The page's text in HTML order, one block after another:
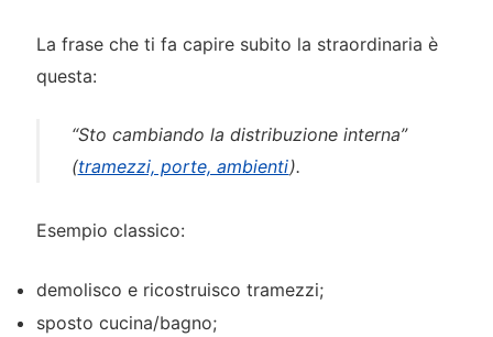
La frase che ti fa capire subito la straordinaria è
questa:
“Sto cambiando la distribuzione interna”
(tramezzi, porte, ambienti).
Esempio classico:
demolisco e ricostruisco tramezzi;
sposto cucina/bagno;